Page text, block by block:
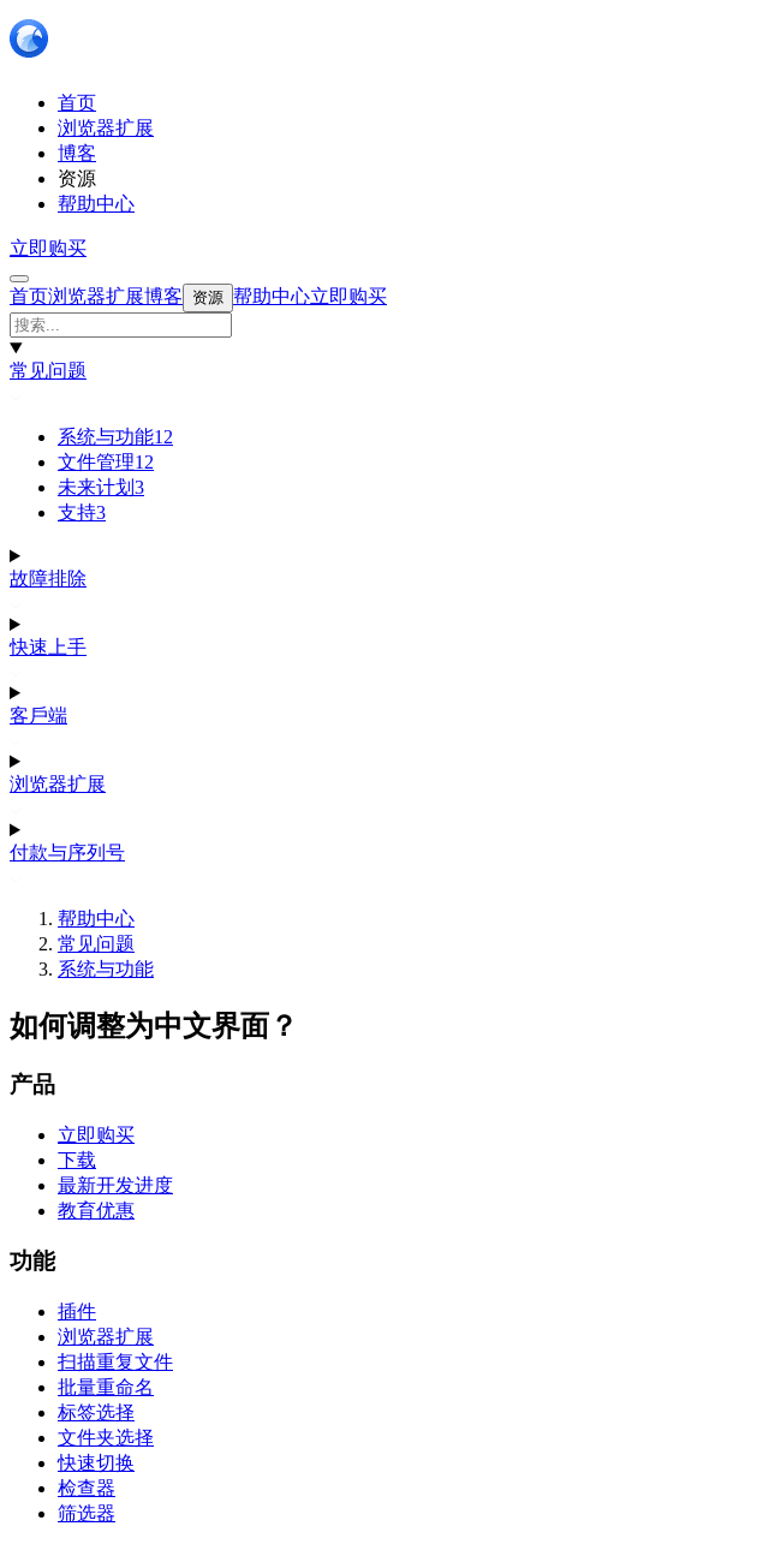
首页
浏览器扩展
博客
资源
帮助中心
立即购买
首页浏览器扩展博客 资源 帮助中心立即购买
常见问题
系统与功能12
文件管理12
未来计划 3
支持3
故障排除
快速上手
客戶端
浏览器扩展
付款与序列号
帮助中心
常见问题
系统与功能
如何调整为中文界面？
产品
立即购买
下载
最新开发进度
教育优惠
功能
插件
浏览器扩展
扫描重复文件
批量重命名
标签选择
文件夹选择
快速切换
检查器
筛选器